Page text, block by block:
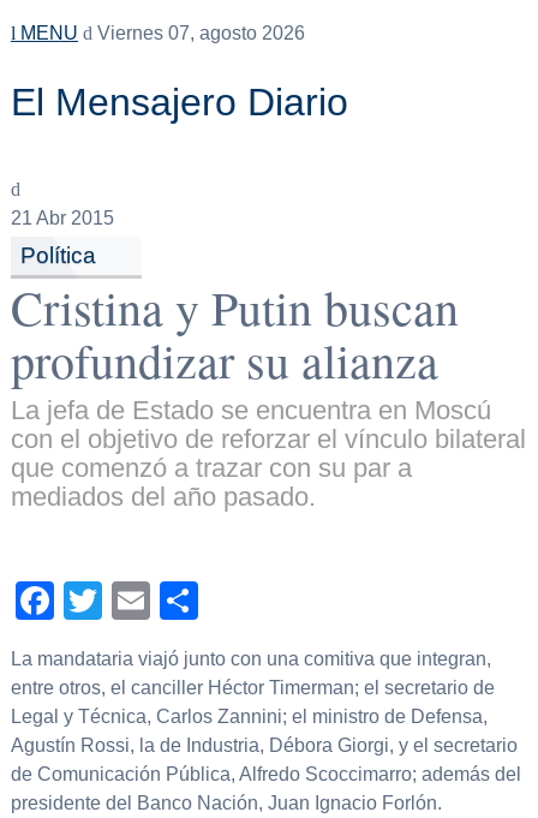
MENU Viernes 07, agosto 2026
El Mensajero Diario
21 Abr 2015
Política
Cristina y Putin buscan
profundizar su alianza
La jefa de Estado se encuentra en Moscú
con el objetivo de reforzar el vínculo bilateral
que comenzó a trazar con su par a
mediados del año pasado.
Facebook
TwitterEmail
La mandataria viajó junto con una comitiva que integran,
entre otros, el canciller Héctor Timerman; el secretario de
Legal y Técnica, Carlos Zannini; el ministro de Defensa,
Agustín Rossi, la de Industria, Débora Giorgi, y el secretario
de Comunicación Pública, Alfredo Scoccimarro; además del
presidente del Banco Nación, Juan Ignacio Forlón.